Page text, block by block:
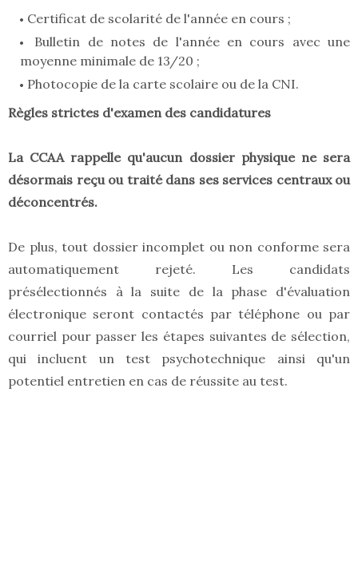
Certificat de scolarité de l'année en cours ;
Bulletin de notes de l'année en cours avec une
moyenne minimale de 13/20 ;
Photocopie de la carte scolaire ou de la CNI.
Règles strictes d'examen des candidatures
La CCAA rappelle qu'aucun dossier physique ne sera
désormais reçu ou traité dans ses services centraux ou
déconcentrés.
De plus, tout dossier incomplet ou non conforme sera
automatiquement rejeté. Les candidats
présélectionnés à la suite de la phase d'évaluation
électronique seront contactés par téléphone ou par
courriel pour passer les étapes suivantes de sélection,
qui incluent un test psychotechnique ainsi qu'un
potentiel entretien en cas de réussite au test.